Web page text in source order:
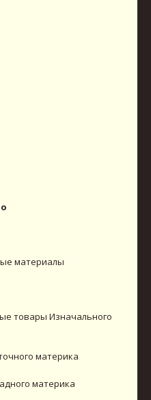
материалы
товары Изначального
материка
материка